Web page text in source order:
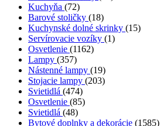
Kuchyňa (72)
Barové stoličky (18)
Kuchynské dolné skrinky (15)
Servírovacie vozíky (1)
Osvetlenie (1162)
Lampy (357)
Nástenné lampy (19)
Stojacie lampy (203)
Svietidlá (474)
Osvetlenie (85)
Svietidlá (48)
Bytové doplnky a dekorácie (1585)